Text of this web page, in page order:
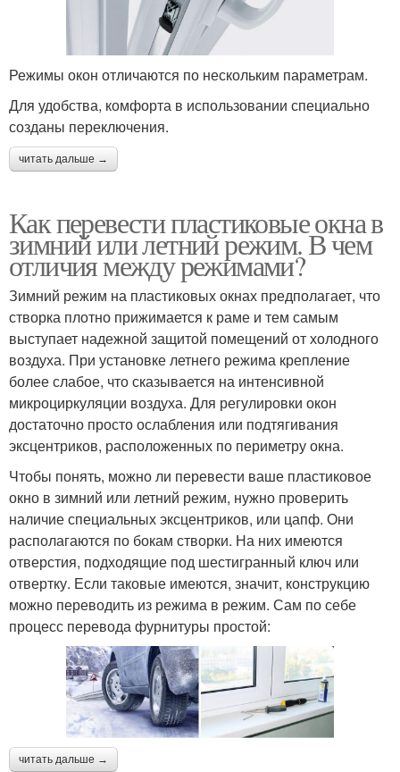
Режимы окон отличаются по нескольким параметрам.
Для удобства, комфорта в использовании специально
созданы переключения.
читать дальше →
Как перевести пластиковые окна в
зимний или летний режим. В чем
отличия между режимами?
Зимний режим на пластиковых окнах предполагает, что
створка плотно прижимается к раме и тем самым
выступает надежной защитой помещений от холодного
воздуха. При установке летнего режима крепление
более слабое, что сказывается на интенсивной
микроциркуляции воздуха. Для регулировки окон
достаточно просто ослабления или подтягивания
эксцентриков, расположенных по периметру окна.
Чтобы понять, можно ли перевести ваше пластиковое
окно в зимний или летний режим, нужно проверить
наличие специальных эксцентриков, или цапф. Они
располагаются по бокам створки. На них имеются
отверстия, подходящие под шестигранный ключ или
отвертку. Если таковые имеются, значит, конструкцию
можно переводить из режима в режим. Сам по себе
процесс перевода фурнитуры простой:
читать дальше →